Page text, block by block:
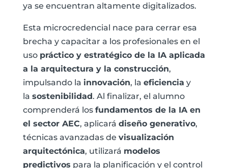
ya se encuentran altamente digitalizados.
Esta microcredencial nace para cerrar esa
brecha y capacitar a los profesionales en el
uso práctico y estratégico de la IA aplicada
a la arquitectura y la construcción,
impulsando la innovación, la eficiencia y
la sostenibilidad. Al finalizar, el alumno
comprenderá los fundamentos de la IA en
el sector AEC, aplicará diseño generativo,
técnicas avanzadas de visualización
arquitectónica, utilizará modelos
predictivos para la planificación y el control